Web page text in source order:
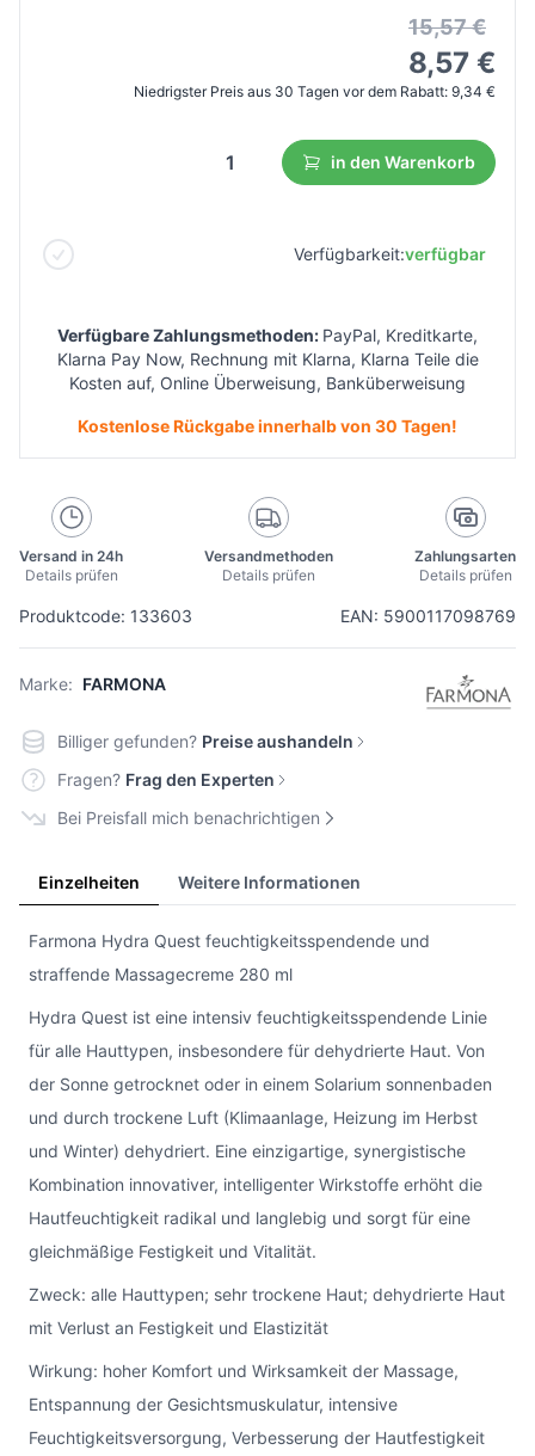
Produktcode: 133603 EAN: 5900117098769
Marke: FARMONA
15,57 €
8,57 €
Niedrigster Preis aus 30 Tagen vor dem Rabatt: 9,34 €
in den Warenkorb
Verfügbarkeit:verfügbar
Verfügbare Zahlungsmethoden: PayPal, Kreditkarte,
Klarna Pay Now, Rechnung mit Klarna, Klarna Teile die
Kosten auf, Online Überweisung, Banküberweisung
Kostenlose Rückgabe innerhalb von 30 Tagen!
Versand in 24h
Details prüfen
Versandmethoden
Details prüfen
Zahlungsarten
Details prüfen
Billiger gefunden? Preise aushandeln
Fragen? Frag den Experten
Bei Preisfall mich benachrichtigen
Einzelheiten Weitere Informationen
Farmona Hydra Quest feuchtigkeitsspendende und
straffende Massagecreme 280 ml
Hydra Quest ist eine intensiv feuchtigkeitsspendende Linie
für alle Hauttypen, insbesondere für dehydrierte Haut. Von
der Sonne getrocknet oder in einem Solarium sonnenbaden
und durch trockene Luft (Klimaanlage, Heizung im Herbst
und Winter) dehydriert. Eine einzigartige, synergistische
Kombination innovativer, intelligenter Wirkstoffe erhöht die
Hautfeuchtigkeit radikal und langlebig und sorgt für eine
gleichmäßige Festigkeit und Vitalität.
Zweck: alle Hauttypen; sehr trockene Haut; dehydrierte Haut
mit Verlust an Festigkeit und Elastizität
Wirkung: hoher Komfort und Wirksamkeit der Massage,
Entspannung der Gesichtsmuskulatur, intensive
Feuchtigkeitsversorgung, Verbesserung der Hautfestigkeit